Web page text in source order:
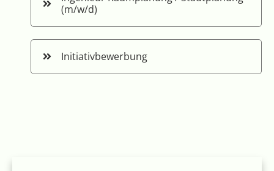
(m/w/d)
Initiativbewerbung